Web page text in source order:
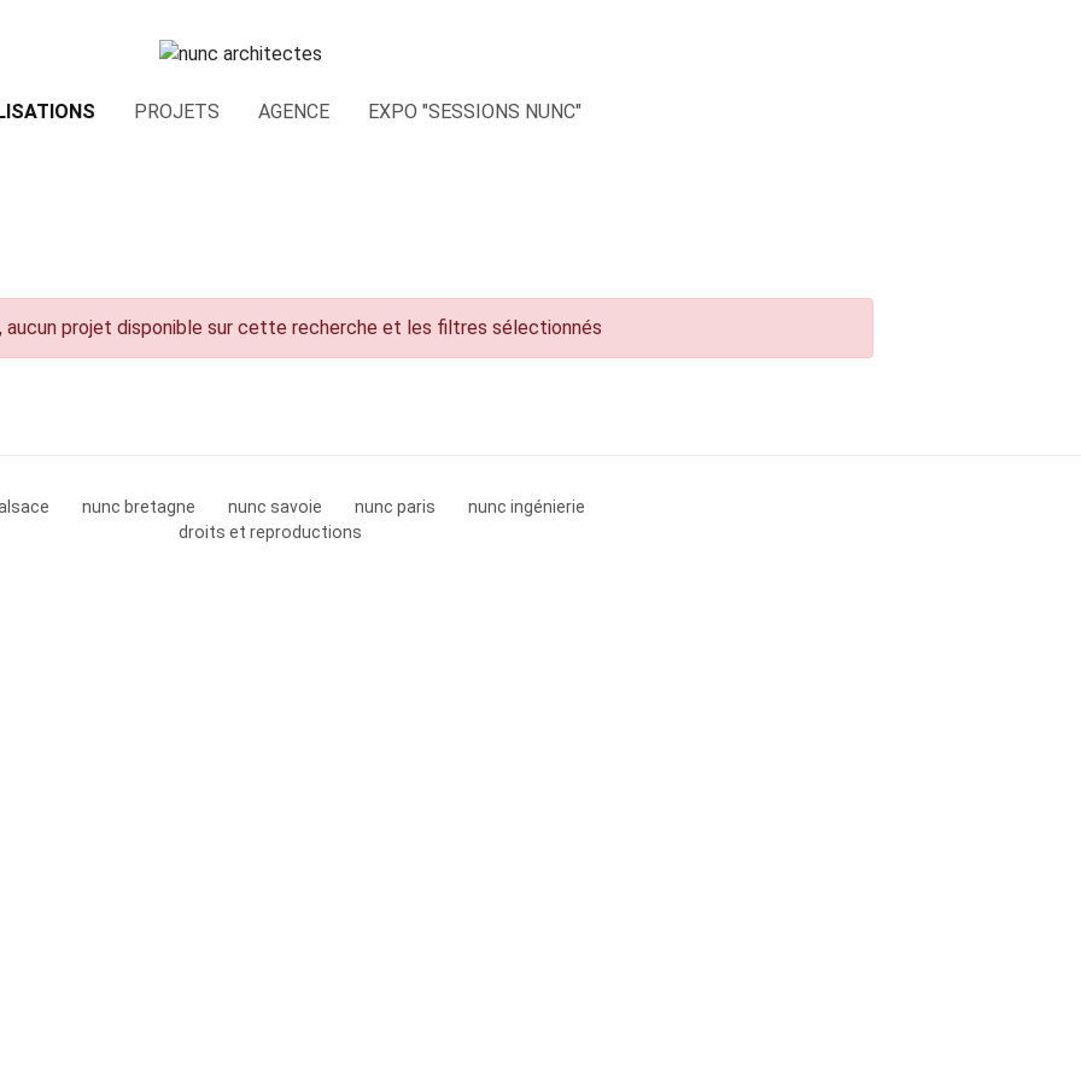
PROJETS AGENCE EXPO "SESSIONS NUNC"
aucun projet disponible sur cette recherche et les filtres sélectionnés
nunc bretagne nunc savoie nunc paris
nunc ingénierie
droits et reproductions